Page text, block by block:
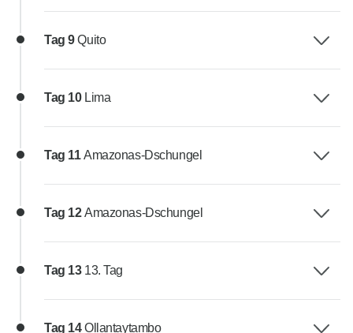
Tag 9Quito
Tag 10 Lima
Tag 11Amazonas-Dschungel
Tag 12Amazonas-Dschungel
Tag 13 13. Tag
Tag 14Ollantaytambo